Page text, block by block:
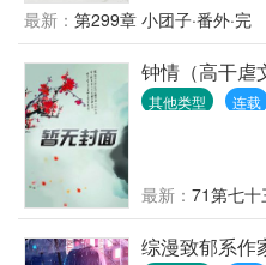
非金手指女主，
不清高自傲。人
艺。
最新： 第299章 小团子·番外·完
钟情（高干虐
其他类型 连载
最新： 71第七十
综漫致郁系作